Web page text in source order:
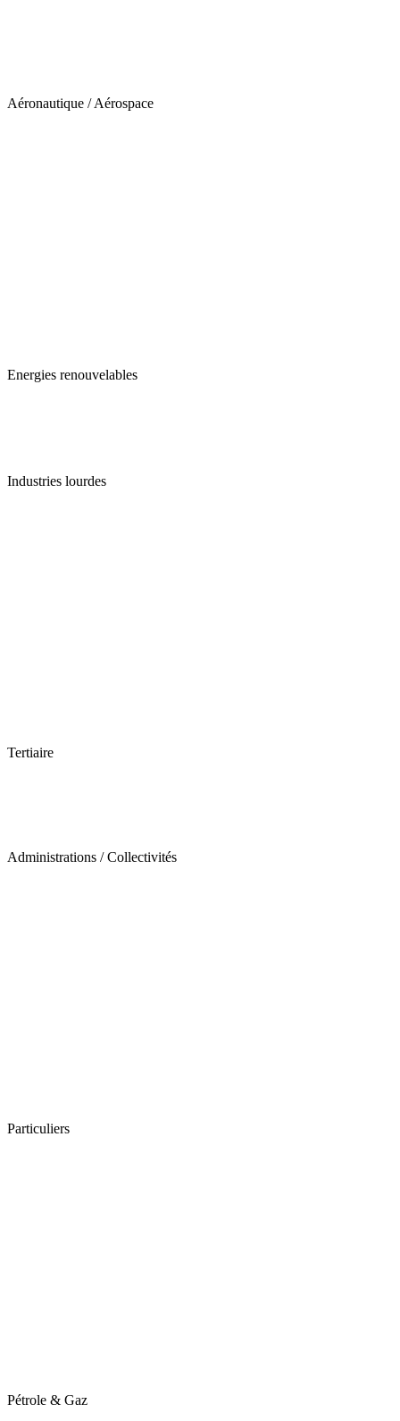
Aéronautique / Aérospace
Energies renouvelables
Industries lourdes
Tertiaire
Administrations / Collectivités
Particuliers
Pétrole & Gaz